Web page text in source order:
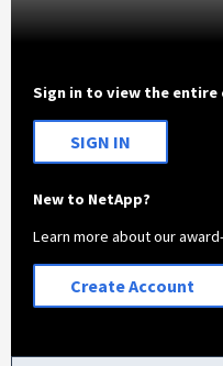
Sign in to view the
SIGN IN
New to NetApp?
Learn more about our
Create Account